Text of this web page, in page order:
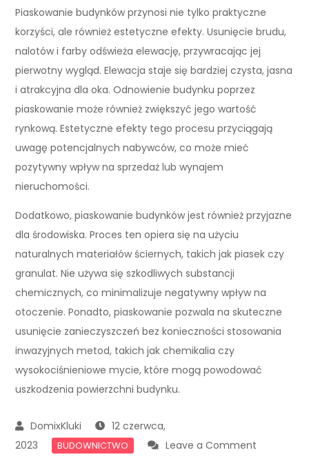
Piaskowanie budynków przynosi nie tylko praktyczne
korzyści, ale również estetyczne efekty. Usunięcie brudu,
nalotów i farby odświeża elewację, przywracając jej
pierwotny wygląd. Elewacja staje się bardziej czysta, jasna
i atrakcyjna dla oka. Odnowienie budynku poprzez
piaskowanie może również zwiększyć jego wartość
rynkową. Estetyczne efekty tego procesu przyciągają
uwagę potencjalnych nabywców, co może mieć
pozytywny wpływ na sprzedaż lub wynajem
nieruchomości.
Dodatkowo, piaskowanie budynków jest również przyjazne
dla środowiska. Proces ten opiera się na użyciu
naturalnych materiałów ściernych, takich jak piasek czy
granulat. Nie używa się szkodliwych substancji
chemicznych, co minimalizuje negatywny wpływ na
otoczenie. Ponadto, piaskowanie pozwala na skuteczne
usunięcie zanieczyszczeń bez konieczności stosowania
inwazyjnych metod, takich jak chemikalia czy
wysokociśnieniowe mycie, które mogą powodować
uszkodzenia powierzchni budynku.
12 czerwca,
2023
BUDOWNICTWO Leave a Comment